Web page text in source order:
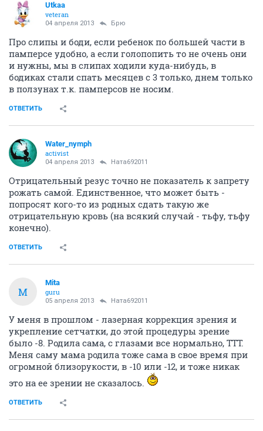
Utkaa
veteran
04 апреля 2013 Брю
Про слипы и боди, если ребенок по большей части в
памперсе удобно, а если голопопить то не очень они
и нужны, мы в слипах ходили куда-нибудь, в
бодиках стали спать месяцев с 3 только, днем только
в ползунах т.к. памперсов не носим.
ОТВЕТИТЬ
Water_nymph
activist
04 апреля 2013 Ната692011
Отрицательный резус точно не показатель к запрету
рожать самой. Единственное, что может быть -
попросят кого-то из родных сдать такую же
отрицательную кровь (на всякий случай - тьфу, тьфу
конечно).
ОТВЕТИТЬ
M
Mita
guru
05 апреля 2013 Ната692011
У меня в прошлом - лазерная коррекция зрения и
укрепление сетчатки, до этой процедуры зрение
было -8. Родила сама, с глазами все нормально, ТТТ.
Меня саму мама родила тоже сама в свое время при
огромной близорукости, в -10 или -12, и тоже никак
это на ее зрении не сказалось.
ОТВЕТИТЬ